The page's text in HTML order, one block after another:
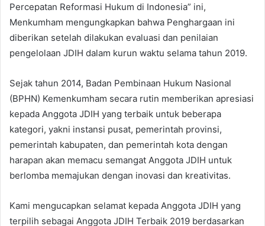
Percepatan Reformasi Hukum di Indonesia” ini,
Menkumham mengungkapkan bahwa Penghargaan ini
diberikan setelah dilakukan evaluasi dan penilaian
pengelolaan JDIH dalam kurun waktu selama tahun 2019.
Sejak tahun 2014, Badan Pembinaan Hukum Nasional
(BPHN) Kemenkumham secara rutin memberikan apresiasi
kepada Anggota JDIH yang terbaik untuk beberapa
kategori, yakni instansi pusat, pemerintah provinsi,
pemerintah kabupaten, dan pemerintah kota dengan
harapan akan memacu semangat Anggota JDIH untuk
berlomba memajukan dengan inovasi dan kreativitas.
Kami mengucapkan selamat kepada Anggota JDIH yang
terpilih sebagai Anggota JDIH Terbaik 2019 berdasarkan